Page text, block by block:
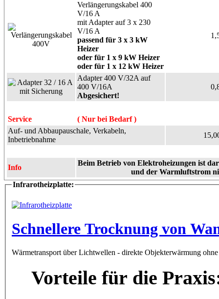
Verlängerungskabel 400
V/16 A
mit Adapter auf 3 x 230
V/16 A
passend für 3 x 3 kW
Heizer
oder für 1 x 9 kW Heizer
oder für 1 x 12 kW Heizer
Adapter 400 V/32A auf
400 V/16A
Abgesichert!
Service
( Nur bei Bedarf )
Auf- und Abbaupauschale, Verkabeln,
Inbetriebnahme
Info
Beim Betrieb von Elektroheizungen ist
und der Warmluftstrom
Infrarotheizplatte:
Schnellere Trocknung von
Wärmetransport über Lichtwellen - direkte Objekterwärmung
Vorteile für die